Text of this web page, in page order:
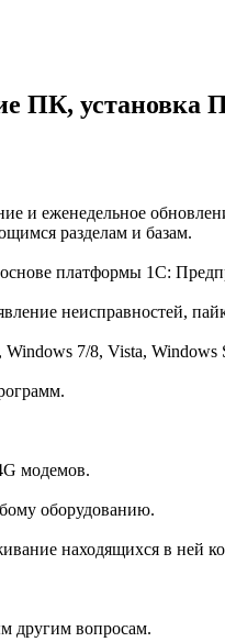
ПК, установка
и еженедельное
разделам и базам.
платформы 1C:
неисправностей,
7/8, Vista, Windows
модемов.
оборудованию.
находящихся в ней
другим вопросам.